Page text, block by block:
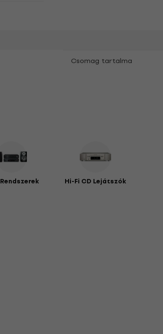
Csomag tartalma
Hi-Fi CD Lejátszók